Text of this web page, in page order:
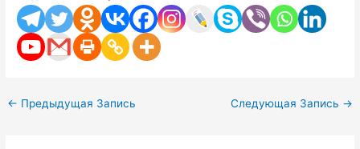
← Предыдущая Запись Следующая Запись →